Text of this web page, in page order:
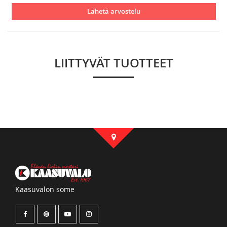
Lähetä arvostelu
LIITTYVÄT TUOTTEET
Kaasuvalon some